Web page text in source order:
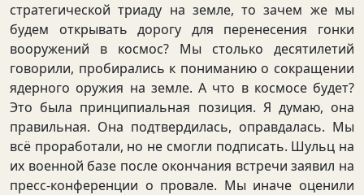
стратегической триаду на земле, то зачем же мы
будем открывать дорогу для перенесения гонки
вооружений в космос? Мы столько десятилетий
говорили, пробирались к пониманию о сокращении
ядерного оружия на земле. А что в космосе будет?
Это была принципиальная позиция. Я думаю, она
правильная. Она подтвердилась, оправдалась. Мы
всё проработали, но не смогли подписать. Шульц на
их военной базе после окончания встречи заявил на
пресс-конференции о провале. Мы иначе оценили